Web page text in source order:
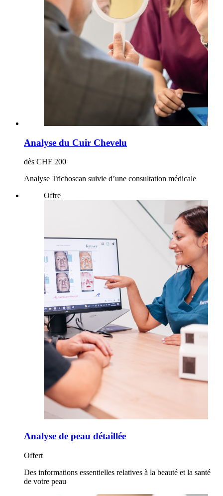
Analyse du Cuir Chevelu
dès CHF 200
Analyse Trichoscan suivie d’une consultation médicale
Offre
Analyse de peau détaillée
Offert
Des informations essentielles relatives à la beauté et la santé
de votre peau